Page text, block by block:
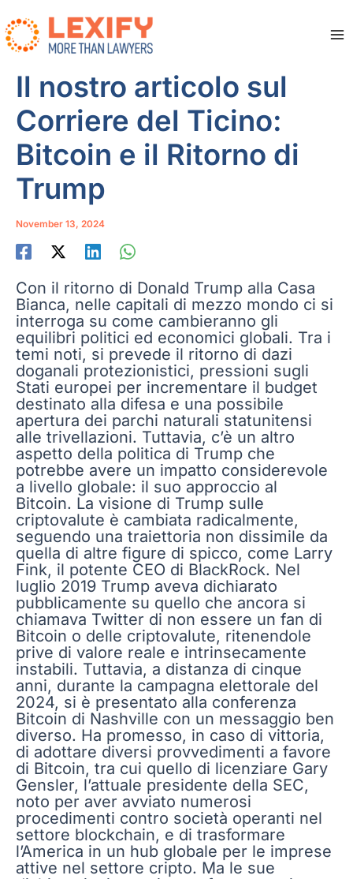
Inhalt
springen
Il nostro articolo sul
Corriere del Ticino:
Bitcoin e il Ritorno di
Trump
November 13, 2024
Con il ritorno di Donald Trump alla Casa
Bianca, nelle capitali di mezzo mondo ci si
interroga su come cambieranno gli
equilibri politici ed economici globali. Tra i
temi noti, si prevede il ritorno di dazi
doganali protezionistici, pressioni sugli
Stati europei per incrementare il budget
destinato alla difesa e una possibile
apertura dei parchi naturali statunitensi
alle trivellazioni. Tuttavia, c’è un altro
aspetto della politica di Trump che
potrebbe avere un impatto considerevole
a livello globale: il suo approccio al
Bitcoin. La visione di Trump sulle
criptovalute è cambiata radicalmente,
seguendo una traiettoria non dissimile da
quella di altre figure di spicco, come Larry
Fink, il potente CEO di BlackRock. Nel
luglio 2019 Trump aveva dichiarato
pubblicamente su quello che ancora si
chiamava Twitter di non essere un fan di
Bitcoin o delle criptovalute, ritenendole
prive di valore reale e intrinsecamente
instabili. Tuttavia, a distanza di cinque
anni, durante la campagna elettorale del
2024, si è presentato alla conferenza
Bitcoin di Nashville con un messaggio ben
diverso. Ha promesso, in caso di vittoria,
di adottare diversi provvedimenti a favore
di Bitcoin, tra cui quello di licenziare Gary
Gensler, l’attuale presidente della SEC,
noto per aver avviato numerosi
procedimenti contro società operanti nel
settore blockchain, e di trasformare
l’America in un hub globale per le imprese
attive nel settore cripto. Ma le sue